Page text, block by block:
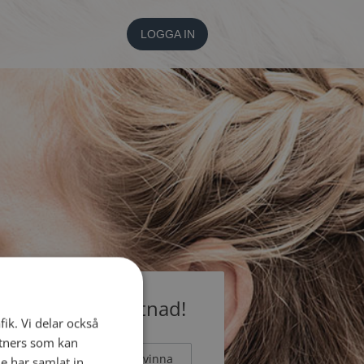
LOGGA IN
utan kostnad!
Man Kvinna
Vi delar också
som kan